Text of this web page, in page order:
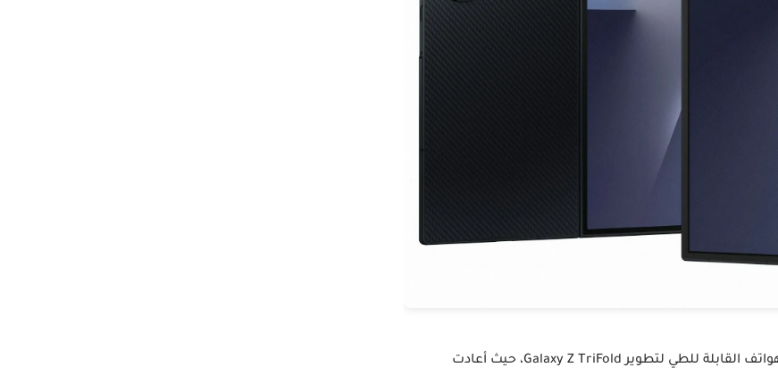
استثمرت سامسونج أكثر من عقد من الخبرة في مجال الهواتف القابلة للطي لتطوير Galaxy Z TriFold، حيث أعادت